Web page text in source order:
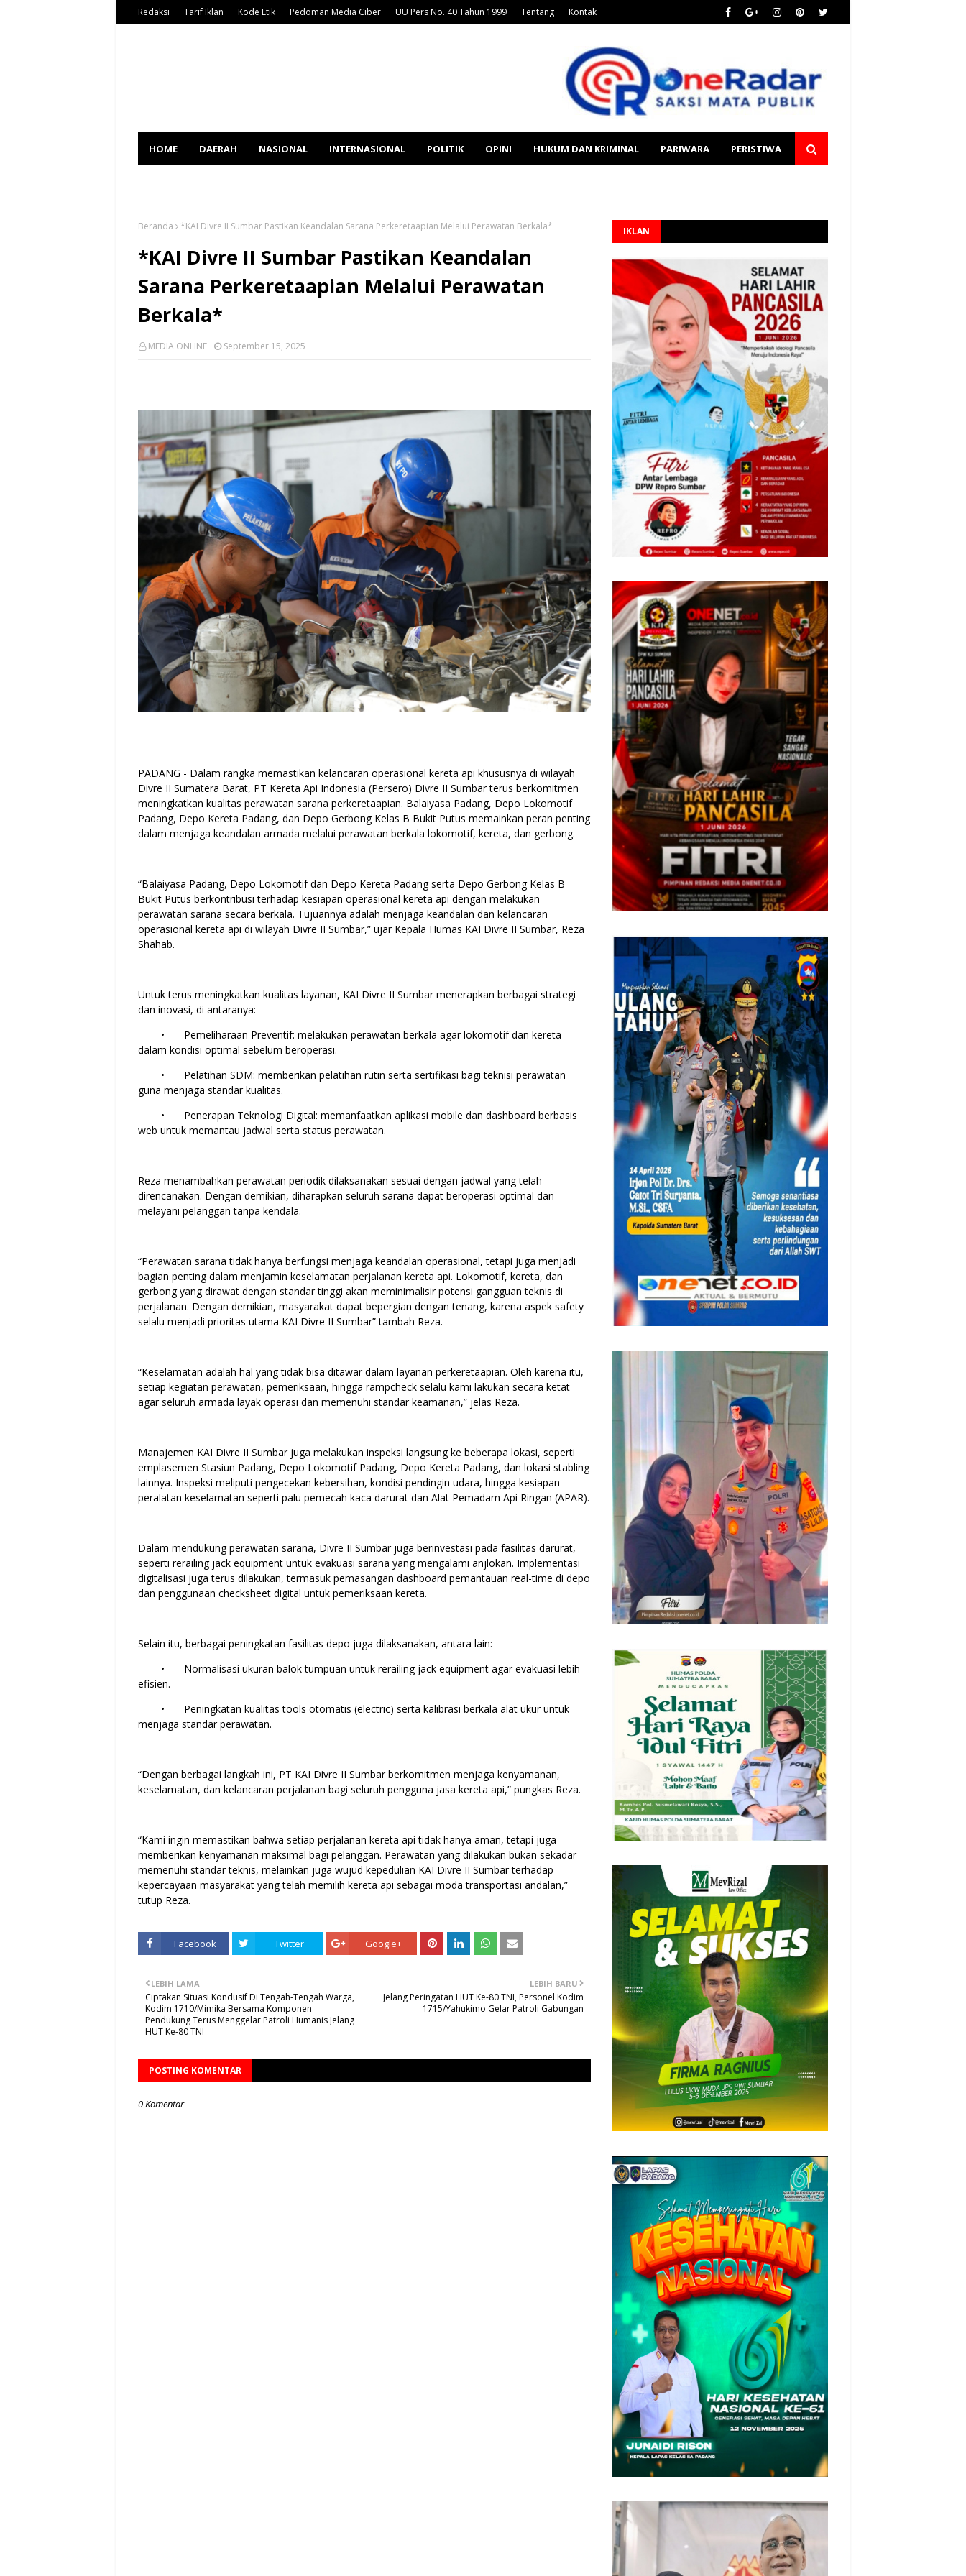
Redaksi Tarif Iklan Kode Etik Pedoman Media Ciber UU Pers No. 40 Tahun 1999 Tentang Kontak
HOME DAERAH NASIONAL INTERNASIONAL POLITIK OPINI HUKUM DAN KRIMINAL PARIWARA PERISTIWA
Beranda *KAI Divre II Sumbar Pastikan Keandalan Sarana Perkeretaapian Melalui Perawatan Berkala*
*KAI Divre II Sumbar Pastikan Keandalan
Sarana Perkeretaapian Melalui Perawatan
Berkala*
MEDIA ONLINE September 15, 2025
PADANG - Dalam rangka memastikan kelancaran operasional kereta api khususnya di wilayah
Divre II Sumatera Barat, PT Kereta Api Indonesia (Persero) Divre II Sumbar terus berkomitmen
meningkatkan kualitas perawatan sarana perkeretaapian. Balaiyasa Padang, Depo Lokomotif
Padang, Depo Kereta Padang, dan Depo Gerbong Kelas B Bukit Putus memainkan peran penting
dalam menjaga keandalan armada melalui perawatan berkala lokomotif, kereta, dan gerbong.
“Balaiyasa Padang, Depo Lokomotif dan Depo Kereta Padang serta Depo Gerbong Kelas B
Bukit Putus berkontribusi terhadap kesiapan operasional kereta api dengan melakukan
perawatan sarana secara berkala. Tujuannya adalah menjaga keandalan dan kelancaran
operasional kereta api di wilayah Divre II Sumbar,” ujar Kepala Humas KAI Divre II Sumbar, Reza
Shahab.
Untuk terus meningkatkan kualitas layanan, KAI Divre II Sumbar menerapkan berbagai strategi
dan inovasi, di antaranya:
•
Pemeliharaan Preventif: melakukan perawatan berkala agar lokomotif dan kereta
dalam kondisi optimal sebelum beroperasi.
•
Pelatihan SDM: memberikan pelatihan rutin serta sertifikasi bagi teknisi perawatan
guna menjaga standar kualitas.
•
Penerapan Teknologi Digital: memanfaatkan aplikasi mobile dan dashboard berbasis
web untuk memantau jadwal serta status perawatan.
Reza menambahkan perawatan periodik dilaksanakan sesuai dengan jadwal yang telah
direncanakan. Dengan demikian, diharapkan seluruh sarana dapat beroperasi optimal dan
melayani pelanggan tanpa kendala.
“Perawatan sarana tidak hanya berfungsi menjaga keandalan operasional, tetapi juga menjadi
bagian penting dalam menjamin keselamatan perjalanan kereta api. Lokomotif, kereta, dan
gerbong yang dirawat dengan standar tinggi akan meminimalisir potensi gangguan teknis di
perjalanan. Dengan demikian, masyarakat dapat bepergian dengan tenang, karena aspek safety
selalu menjadi prioritas utama KAI Divre II Sumbar” tambah Reza.
“Keselamatan adalah hal yang tidak bisa ditawar dalam layanan perkeretaapian. Oleh karena itu,
setiap kegiatan perawatan, pemeriksaan, hingga rampcheck selalu kami lakukan secara ketat
agar seluruh armada layak operasi dan memenuhi standar keamanan,” jelas Reza.
Manajemen KAI Divre II Sumbar juga melakukan inspeksi langsung ke beberapa lokasi, seperti
emplasemen Stasiun Padang, Depo Lokomotif Padang, Depo Kereta Padang, dan lokasi stabling
lainnya. Inspeksi meliputi pengecekan kebersihan, kondisi pendingin udara, hingga kesiapan
peralatan keselamatan seperti palu pemecah kaca darurat dan Alat Pemadam Api Ringan (APAR).
Dalam mendukung perawatan sarana, Divre II Sumbar juga berinvestasi pada fasilitas darurat,
seperti rerailing jack equipment untuk evakuasi sarana yang mengalami anjlokan. Implementasi
digitalisasi juga terus dilakukan, termasuk pemasangan dashboard pemantauan real-time di depo
dan penggunaan checksheet digital untuk pemeriksaan kereta.
Selain itu, berbagai peningkatan fasilitas depo juga dilaksanakan, antara lain:
•
Normalisasi ukuran balok tumpuan untuk rerailing jack equipment agar evakuasi lebih
efisien.
•
Peningkatan kualitas tools otomatis (electric) serta kalibrasi berkala alat ukur untuk
menjaga standar perawatan.
“Dengan berbagai langkah ini, PT KAI Divre II Sumbar berkomitmen menjaga kenyamanan,
keselamatan, dan kelancaran perjalanan bagi seluruh pengguna jasa kereta api,” pungkas Reza.
“Kami ingin memastikan bahwa setiap perjalanan kereta api tidak hanya aman, tetapi juga
memberikan kenyamanan maksimal bagi pelanggan. Perawatan yang dilakukan bukan sekadar
memenuhi standar teknis, melainkan juga wujud kepedulian KAI Divre II Sumbar terhadap
kepercayaan masyarakat yang telah memilih kereta api sebagai moda transportasi andalan,”
tutup Reza.
Facebook Twitter Google+
LEBIH BARU
Jelang Peringatan HUT Ke-80 TNI, Personel Kodim
1715/Yahukimo Gelar Patroli Gabungan
LEBIH LAMA
Ciptakan Situasi Kondusif Di Tengah-Tengah Warga,
Kodim 1710/Mimika Bersama Komponen
Pendukung Terus Menggelar Patroli Humanis Jelang
HUT Ke-80 TNI
POSTING KOMENTAR
0 Komentar
IKLAN